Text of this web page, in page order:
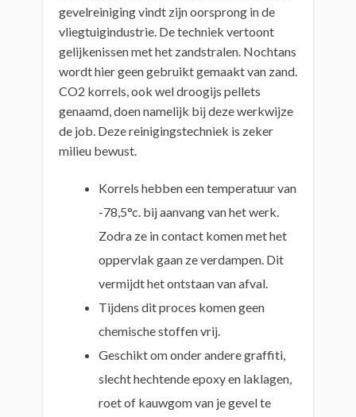
gevelreiniging vindt zijn oorsprong in de
vliegtuigindustrie. De techniek vertoont
gelijkenissen met het zandstralen. Nochtans
wordt hier geen gebruikt gemaakt van zand.
CO2 korrels, ook wel droogijs pellets
genaamd, doen namelijk bij deze werkwijze
de job. Deze reinigingstechniek is zeker
milieu bewust.
Korrels hebben een temperatuur van
-78,5°c. bij aanvang van het werk.
Zodra ze in contact komen met het
oppervlak gaan ze verdampen. Dit
vermijdt het ontstaan van afval.
Tijdens dit proces komen geen
chemische stoffen vrij.
Geschikt om onder andere graffiti,
slecht hechtende epoxy en laklagen,
roet of kauwgom van je gevel te